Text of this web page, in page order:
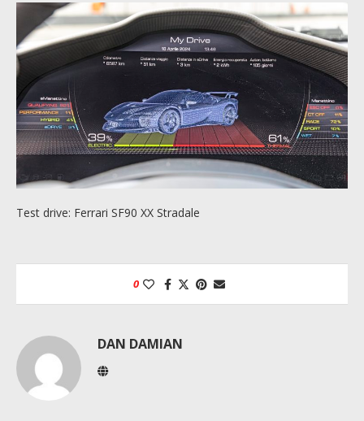
Test drive: Ferrari SF90 XX Stradale
0
DAN DAMIAN